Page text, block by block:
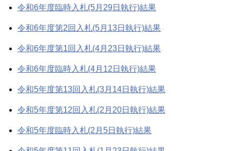
令和6年度臨時入札(5月29日執行)結果
令和6年度第2回入札(5月13日執行)結果
令和6年度第1回入札(4月23日執行)結果
令和6年度臨時入札(4月12日執行)結果
令和5年度第13回入札(3月14日執行)結果
令和5年度第12回入札(2月20日執行)結果
令和5年度臨時入札(2月5日執行)結果